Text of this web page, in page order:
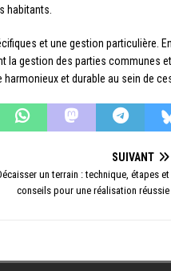
habitants.
et une gestion particulière.
gestion des parties communes
et durable au sein de
SUIVANT
un terrain : technique, étapes et
conseils pour une réalisation réussie